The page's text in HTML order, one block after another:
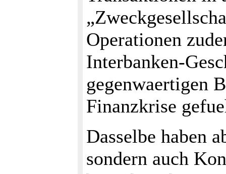
Operationen
Interbanken-
gegenwaertigen
Finanzkrise
Dasselbe haben
sondern auch